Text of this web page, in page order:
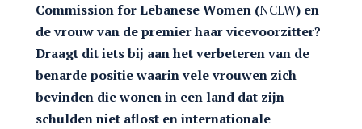
Commission for Lebanese Women (NCLW) en
de vrouw van de premier haar vicevoorzitter?
Draagt dit iets bij aan het verbeteren van de
benarde positie waarin vele vrouwen zich
bevinden die wonen in een land dat zijn
schulden niet aflost en internationale